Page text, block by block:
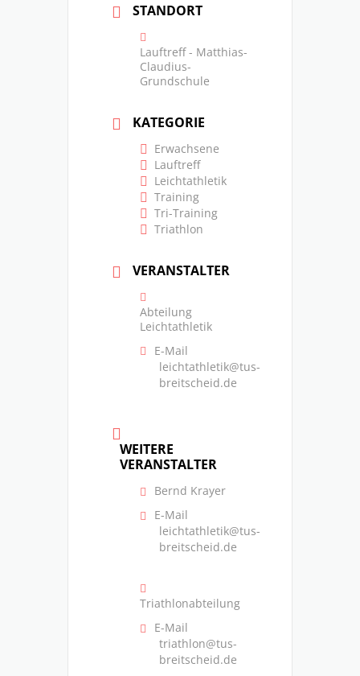
STANDORT
Lauftreff - Matthias-
Claudius-
Grundschule
KATEGORIE
Erwachsene
Lauftreff
Leichtathletik
Training
Tri-Training
Triathlon
VERANSTALTER
Abteilung
Leichtathletik
E-Mail
leichtathletik@tus-
breitscheid.de
WEITERE
VERANSTALTER
Bernd Krayer
E-Mail
leichtathletik@tus-
breitscheid.de
Triathlonabteilung
E-Mail
triathlon@tus-
breitscheid.de